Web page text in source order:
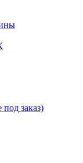
заказ)